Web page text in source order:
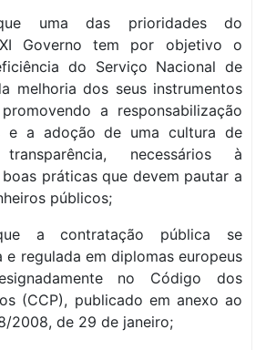
que uma das prioridades do
Governo tem por objetivo o
do Serviço Nacional de
melhoria dos seus instrumentos
a responsabilização
e a adoção de uma cultura de
necessários à
práticas que devem pautar a
públicos;
a contratação pública se
e regulada em diplomas europeus
no Código dos
(CCP), publicado em anexo ao
2008, de 29 de janeiro;